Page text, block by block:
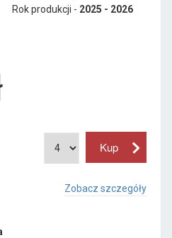
Rok produkcji - 2025 - 2026
Zobacz szczegóły